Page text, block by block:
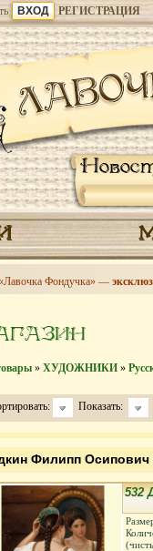
РЕГИСТРАЦИЯ
Фондучка» —
» ХУДОЖНИКИ »
Показать:
Филипп Осипович
532